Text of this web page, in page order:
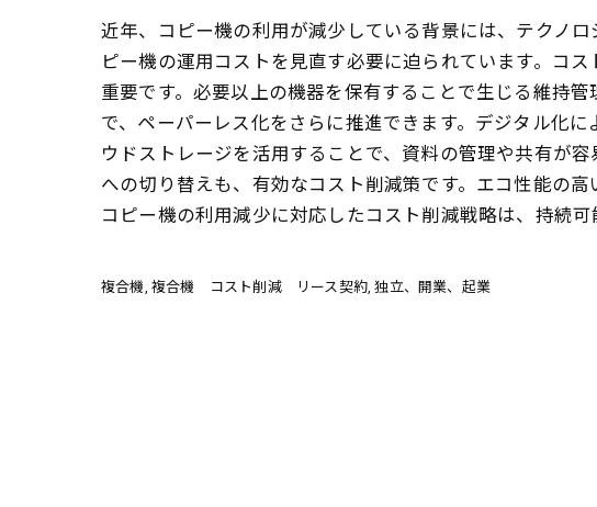
近年、コピー機の利用が減少している背景には、テクノ
ピー機の運用コストを見直す必要に迫られています。コ
重要です。必要以上の機器を保有することで生じる維持
で、ペーパーレス化をさらに推進できます。デジタル化
ウドストレージを活用することで、資料の管理や共有が
への切り替えも、有効なコスト削減策です。エコ性能の
コピー機の利用減少に対応したコスト削減戦略は、持続
複合機 複合機 コスト削減 リース契約 独立、開業、起業